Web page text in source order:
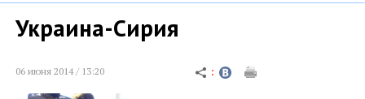
Украина-Сирия
06 июня 2014 / 13:20